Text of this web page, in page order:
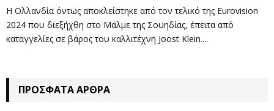
Η Ολλανδία όντως αποκλείστηκε από τον τελικό της Eurovision
2024 που διεξήχθη στο Μάλμε της Σουηδίας, έπειτα από
καταγγελίες σε βάρος του καλλιτέχνη Joost Klein....
ΠΡΌΣΦΑΤΑ ΆΡΘΡΑ